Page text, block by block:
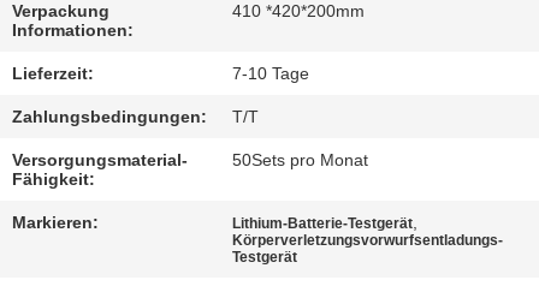
POLICY
Verpackung
Informationen:
410 *420*200mm
Lieferzeit: 7-10 Tage
Zahlungsbedingungen: T/T
Versorgungsmaterial-
Fähigkeit:
50Sets pro Monat
Markieren: Lithium-Batterie-Testgerät
Körperverletzungsvorwurfsentladungs-
Testgerät